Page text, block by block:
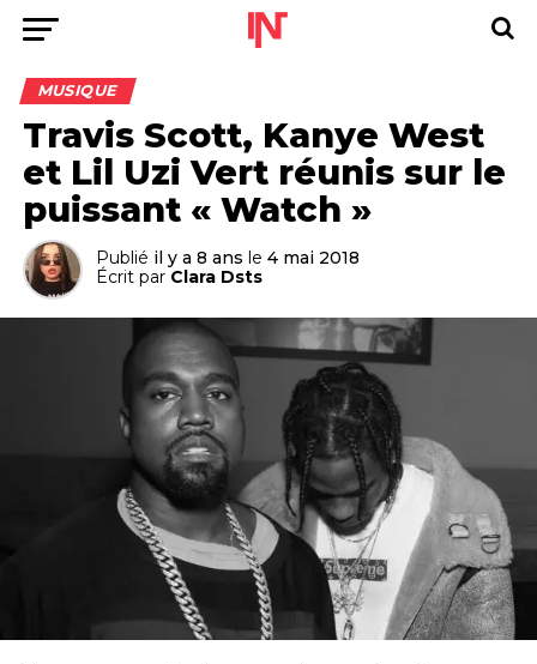
MUSIQUE
Travis Scott, Kanye West
et Lil Uzi Vert réunis sur le
puissant « Watch »
Publié il y a 8 ans le 4 mai 2018
Écrit par Clara Dsts